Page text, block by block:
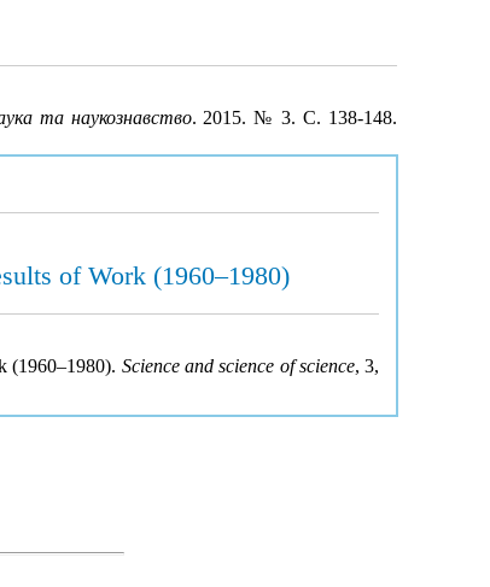
та наукознавство. 2015. № 3. С. 138-148.
of Work (1960–1980)
(1960–1980). Science and science of science, 3,